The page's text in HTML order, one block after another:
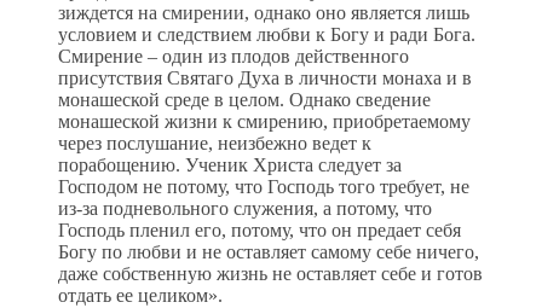
зиждется на смирении, однако оно является лишь
условием и следствием любви к Богу и ради Бога.
Смирение – один из плодов действенного
присутствия Святаго Духа в личности монаха и в
монашеской среде в целом. Однако сведение
монашеской жизни к смирению, приобретаемому
через послушание, неизбежно ведет к
порабощению. Ученик Христа следует за
Господом не потому, что Господь того требует, не
из-за подневольного служения, а потому, что
Господь пленил его, потому, что он предает себя
Богу по любви и не оставляет самому себе ничего,
даже собственную жизнь не оставляет себе и готов
отдать ее целиком».